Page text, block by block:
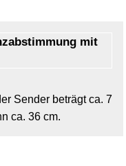
Sender beträgt ca. 7
ca. 36 cm.